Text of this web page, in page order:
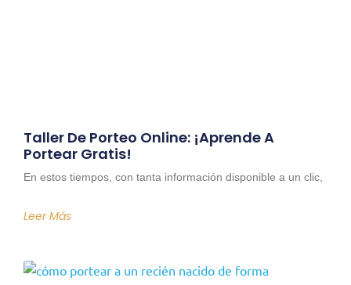
Taller De Porteo Online: ¡Aprende A
Portear Gratis!
En estos tiempos, con tanta información disponible a un clic,
Leer Más